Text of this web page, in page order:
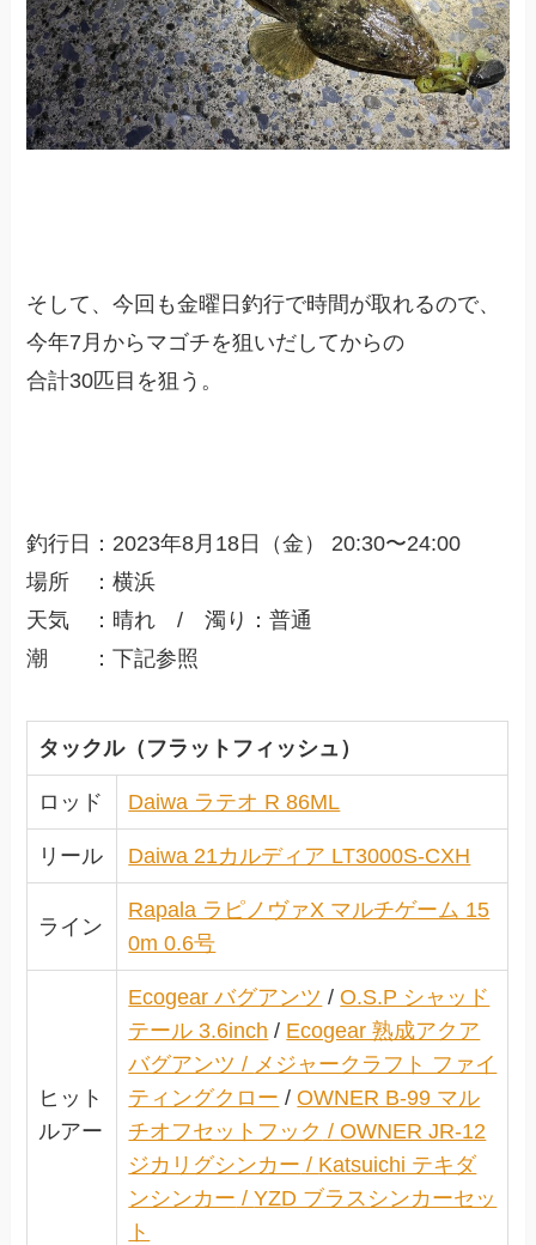
そして、今回も金曜日釣行で時間が取れるので、
今年7月からマゴチを狙いだしてからの
合計30匹目を狙う。
釣行日： 2023年8 月18日（金 ）
20:30〜24:00
場所 ：横浜
天気 ：晴れ / 濁り：普通
潮 ：下記参照
タックル（フラットフィッシュ）
ロッド Daiwa ラテオ R 86ML
リール Daiwa 21カルディア LT3000S-CXH
ライン
Rapala ラピノヴァX マルチゲーム 15
0m 0.6号
ヒット
ルアー
Ecogear バグアンツ /O.S.P シャッド
テール 3.6inch / Ecogear 熟成アクア
バグアンツ / メジャークラフト ファイ
ティングクロー /OWNER B-99 マル
チオフセットフック /OWNER JR-12
ジカリグシンカー / Katsuichi テキダ
ンシンカー /YZD ブラスシンカーセッ
ト